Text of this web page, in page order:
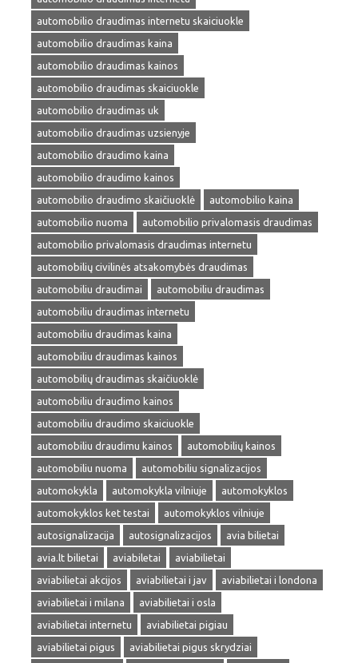
automobilio draudimas internetu skaiciuokle
automobilio draudimas kaina
automobilio draudimas kainos
automobilio draudimas skaiciuokle
automobilio draudimas uk
automobilio draudimas uzsienyje
automobilio draudimo kaina
automobilio draudimo kainos
automobilio draudimo skaičiuoklė
automobilio kaina
automobilio nuoma
automobilio privalomasis draudimas
automobilio privalomasis draudimas internetu
automobilių civilinės atsakomybės draudimas
automobiliu draudimai
automobiliu draudimas
automobiliu draudimas internetu
automobiliu draudimas kaina
automobiliu draudimas kainos
automobilių draudimas skaičiuoklė
automobiliu draudimo kainos
automobiliu draudimo skaiciuokle
automobiliu draudimu kainos
automobilių kainos
automobiliu nuoma
automobiliu signalizacijos
automokykla
automokykla vilniuje
automokyklos
automokyklos ket testai
automokyklos vilniuje
autosignalizacija
autosignalizacijos
avia bilietai
avia.lt bilietai
aviabiletai
aviabilietai
aviabilietai akcijos
aviabilietai i jav
aviabilietai i londona
aviabilietai i milana
aviabilietai i osla
aviabilietai internetu
aviabilietai pigiau
aviabilietai pigus
aviabilietai pigus skrydziai